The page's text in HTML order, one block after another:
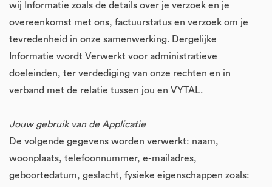
wij Informatie zoals de details over je verzoek en je
overeenkomst met ons, factuurstatus en verzoek om je
tevredenheid in onze samenwerking. Dergelijke
Informatie wordt Verwerkt voor administratieve
doeleinden, ter verdediging van onze rechten en in
verband met de relatie tussen jou en VYTAL.
Jouw gebruik van de Applicatie
De volgende gegevens worden verwerkt: naam,
woonplaats, telefoonnummer, e-mailadres,
geboortedatum, geslacht, fysieke eigenschappen zoals: